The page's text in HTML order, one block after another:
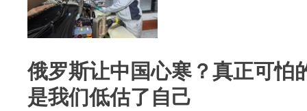
俄罗斯让中国心寒？真正可怕
是我们低估了自己